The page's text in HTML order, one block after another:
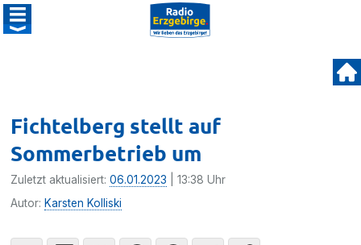
Fichtelberg stellt auf
Sommerbetrieb um
Zuletzt aktualisiert:06.01.2023 | 13:38 Uhr
Autor: Karsten Kolliski